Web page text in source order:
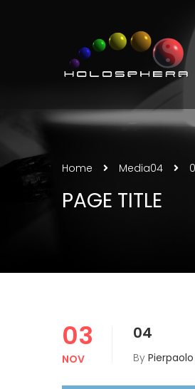
Home Media04
PAGE TITLE
03
NOV
04
By